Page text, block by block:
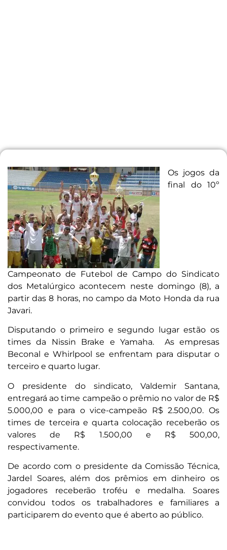
Os jogos da
final do 10º
Campeonato de Futebol de Campo do Sindicato
dos Metalúrgico acontecem neste domingo (8), a
partir das 8 horas, no campo da Moto Honda da rua
Javari.
Disputando o primeiro e segundo lugar estão os
times da Nissin Brake e Yamaha. As empresas
Beconal e Whirlpool se enfrentam para disputar o
terceiro e quarto lugar.
O presidente do sindicato, Valdemir Santana,
entregará ao time campeão o prêmio no valor de R$
5.000,00 e para o vice-campeão R$ 2.500,00. Os
times de terceira e quarta colocação receberão os
valores de R$ 1.500,00 e R$ 500,00,
respectivamente.
De acordo com o presidente da Comissão Técnica,
Jardel Soares, além dos prêmios em dinheiro os
jogadores receberão troféu e medalha. Soares
convidou todos os trabalhadores e familiares a
participarem do evento que é aberto ao público.